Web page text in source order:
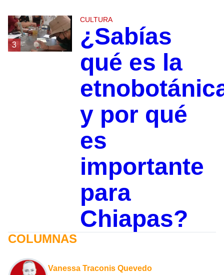
3
CULTURA
¿Sabías
qué es la
y por qué
es
importante
para
Chiapas?
COLUMNAS
Vanessa Traconis Quevedo